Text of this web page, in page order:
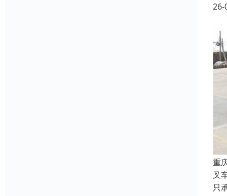
26-
重
叉
只